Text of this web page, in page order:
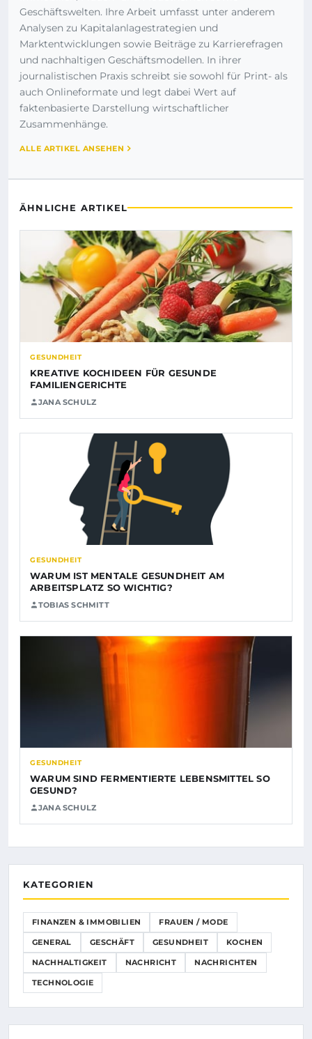
Geschäftswelten. Ihre Arbeit umfasst unter anderem
Analysen zu Kapitalanlagestrategien und
Marktentwicklungen sowie Beiträge zu Karrierefragen
und nachhaltigen Geschäftsmodellen. In ihrer
journalistischen Praxis schreibt sie sowohl für Print- als
auch Onlineformate und legt dabei Wert auf
faktenbasierte Darstellung wirtschaftlicher
Zusammenhänge.
ALLE ARTIKEL ANSEHEN
ÄHNLICHE ARTIKEL
GESUNDHEIT
KREATIVE KOCHIDEEN FÜR GESUNDE
FAMILIENGERICHTE
JANA SCHULZ
GESUNDHEIT
WARUM IST MENTALE GESUNDHEIT AM
ARBEITSPLATZ SO WICHTIG?
TOBIAS SCHMITT
GESUNDHEIT
WARUM SIND FERMENTIERTE LEBENSMITTEL SO
GESUND?
JANA SCHULZ
KATEGORIEN
FINANZEN & IMMOBILIEN FRAUEN / MODE
GENERAL GESCHÄFT GESUNDHEIT KOCHEN
NACHHALTIGKEIT NACHRICHT NACHRICHTEN
TECHNOLOGIE